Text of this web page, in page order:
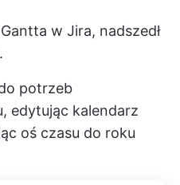
w Jira, nadszedł
potrzeb
edytując kalendarz
oś czasu do roku